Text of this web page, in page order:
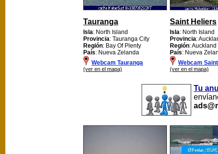
Tauranga
Isla: North Island
Provincia: Tauranga City
Región: Bay Of Plenty
País: Nueva Zelanda
Webcam Tauranga
(ver en el mapa)
Saint Heliers
Isla: North Island
Provincia:
Región: Auckland
País: Nueva
Webcam
(ver en el mapa)
Tu